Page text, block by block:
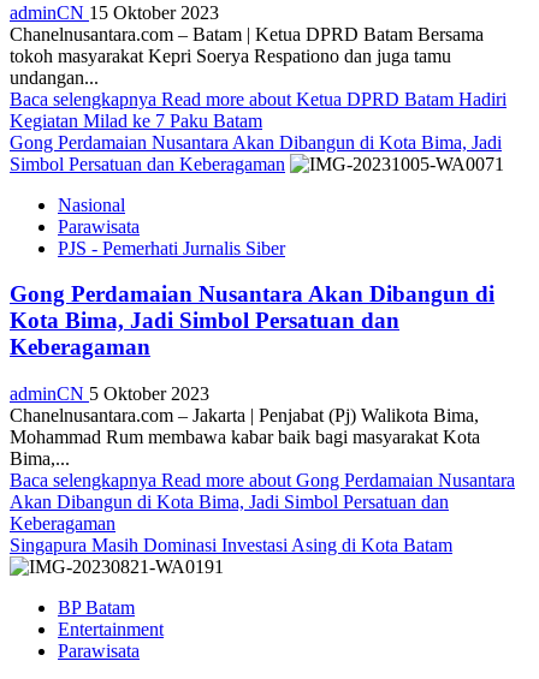
adminCN 15 Oktober 2023
Chanelnusantara.com – Batam | Ketua DPRD Batam Bersama
tokoh masyarakat Kepri Soerya Respationo dan juga tamu
undangan...
Baca selengkapnya Read more about Ketua DPRD Batam Hadiri
Kegiatan Milad ke 7 Paku Batam
Gong Perdamaian Nusantara Akan Dibangun di Kota Bima, Jadi
Simbol Persatuan dan Keberagaman
Nasional
Parawisata
PJS - Pemerhati Jurnalis Siber
Gong Perdamaian Nusantara Akan Dibangun di
Kota Bima, Jadi Simbol Persatuan dan
Keberagaman
adminCN 5 Oktober 2023
Chanelnusantara.com – Jakarta | Penjabat (Pj) Walikota Bima,
Mohammad Rum membawa kabar baik bagi masyarakat Kota
Bima,...
Baca selengkapnya Read more about Gong Perdamaian Nusantara
Akan Dibangun di Kota Bima, Jadi Simbol Persatuan dan
Keberagaman
Singapura Masih Dominasi Investasi Asing di Kota Batam
BP Batam
Entertainment
Parawisata